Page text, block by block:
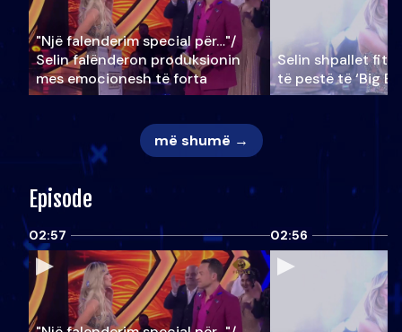
"Një falenderim special për…"/
Selin falënderon produksionin
mes emocionesh të forta
Selin shpallet
të pestë të ‘Big
më shumë →
Episode
02:57 02:56